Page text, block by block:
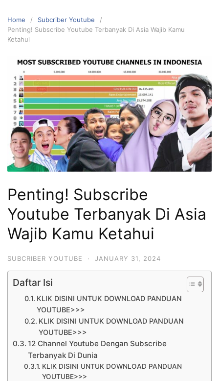
Home
Subcriber Youtube
Penting! Subscribe Youtube Terbanyak Di Asia Wajib Kamu
Ketahui
Penting! Subscribe
Youtube Terbanyak Di Asia
Wajib Kamu Ketahui
SUBCRIBER YOUTUBE · JANUARY 31, 2024
Daftar Isi
KLIK DISINI UNTUK DOWNLOAD PANDUAN
YOUTUBE>>>
KLIK DISINI UNTUK DOWNLOAD PANDUAN
YOUTUBE>>>
12 Channel Youtube Dengan Subscribe
Terbanyak Di Dunia
KLIK DISINI UNTUK DOWNLOAD PANDUAN
YOUTUBE>>>